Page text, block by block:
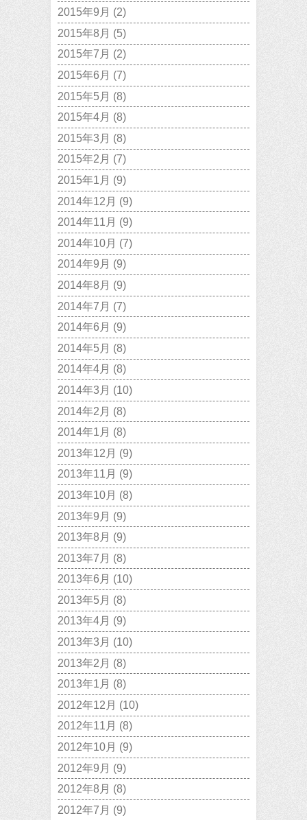
2015年9月 (2)
2015年8月 (5)
2015年7月 (2)
2015年6月 (7)
2015年5月 (8)
2015年4月 (8)
2015年3月 (8)
2015年2月 (7)
2015年1月 (9)
2014年12月 (9)
2014年11月 (9)
2014年10月 (7)
2014年9月 (9)
2014年8月 (9)
2014年7月 (7)
2014年6月 (9)
2014年5月 (8)
2014年4月 (8)
2014年3月 (10)
2014年2月 (8)
2014年1月 (8)
2013年12月 (9)
2013年11月 (9)
2013年10月 (8)
2013年9月 (9)
2013年8月 (9)
2013年7月 (8)
2013年6月 (10)
2013年5月 (8)
2013年4月 (9)
2013年3月 (10)
2013年2月 (8)
2013年1月 (8)
2012年12月 (10)
2012年11月 (8)
2012年10月 (9)
2012年9月 (9)
2012年8月 (8)
2012年7月 (9)